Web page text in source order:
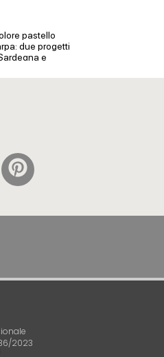
pastello
due progetti
e
2023